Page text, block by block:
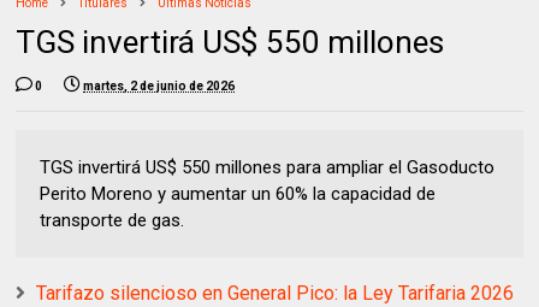
TGS invertirá US$ 550 millones
0 martes, 2 de junio de 2026
TGS invertirá US$ 550 millones para ampliar el Gasoducto
Perito Moreno y aumentar un 60% la capacidad de
transporte de gas.
Tarifazo silencioso en General Pico: la Ley Tarifaria 2026